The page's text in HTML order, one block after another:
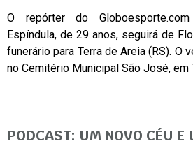
O repórter do
Espíndula, de 29 anos, seguirá de
funerário para Terra de Areia (RS). O
no Cemitério Municipal São José, em
PODCAST: UM NOVO CÉU E